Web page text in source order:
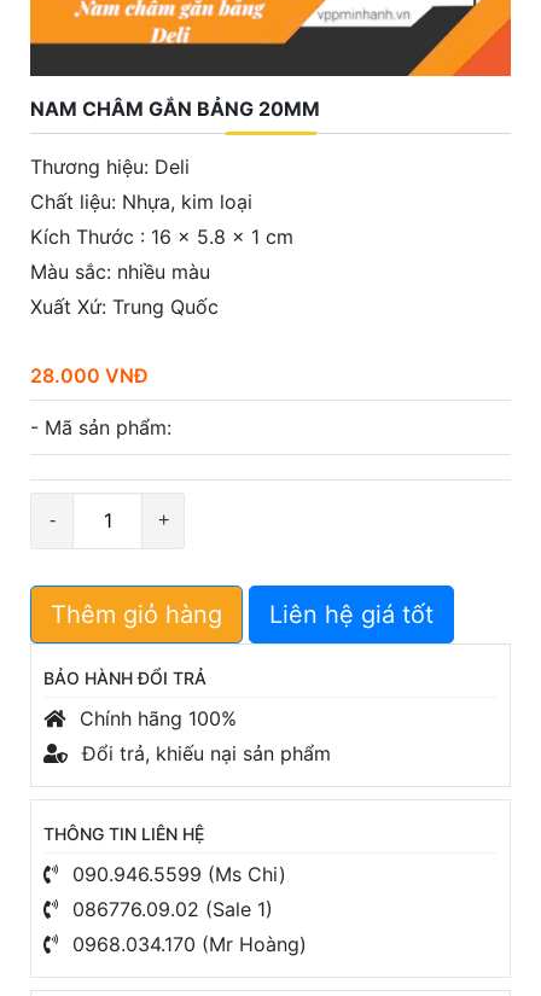
NAM CHÂM GẮN BẢNG 20MM
Thương hiệu: Deli
Chất liệu: Nhựa, kim loại
Kích Thước : 16 x 5.8 x 1 cm
Màu sắc: nhiều màu
Xuất Xứ: Trung Quốc
28.000 VNĐ
- Mã sản phẩm:
lượng
Thêm giỏ hàng Liên hệ giá tốt
BẢO HÀNH ĐỔI TRẢ
Chính hãng 100%
Đổi trả, khiếu nại sản phẩm
THÔNG TIN LIÊN HỆ
090.946.5599 (Ms Chi)
086776.09.02 (Sale 1)
0968.034.170 (Mr Hoàng)